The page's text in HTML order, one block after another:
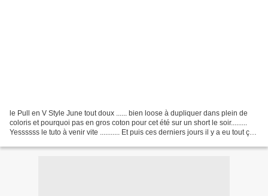
le Pull en V Style June tout doux ...... bien loose à dupliquer dans plein de
coloris et pourquoi pas en gros coton pour cet été sur un short le soir.........
Yessssss le tuto à venir vite ........... Et puis ces derniers jours il y a eu tout ça